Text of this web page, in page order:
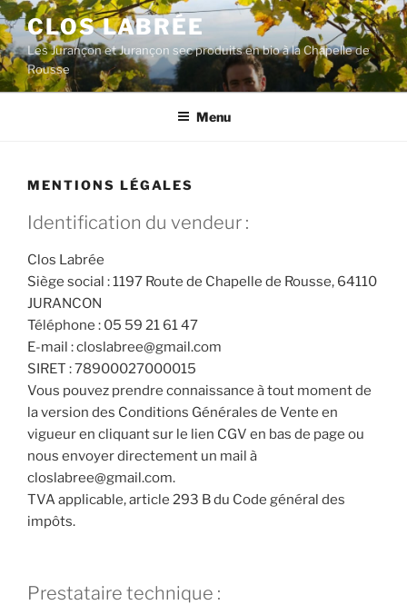
Aller
au
contenu
principal
CLOS LABRÉE
Les Jurançon et Jurançon sec produits en bio à la Chapelle de
Rousse
Menu
MENTIONS LÉGALES
Identification du vendeur :
Clos Labrée
Siège social : 1197 Route de Chapelle de Rousse, 64110
JURANCON
Téléphone : 05 59 21 61 47
E-mail : closlabree@gmail.com
SIRET : 78900027000015
Vous pouvez prendre connaissance à tout moment de
la version des Conditions Générales de Vente en
vigueur en cliquant sur le lien CGV en bas de page ou
nous envoyer directement un mail à
closlabree@gmail.com.
TVA applicable, article 293 B du Code général des
impôts.
Prestataire technique :